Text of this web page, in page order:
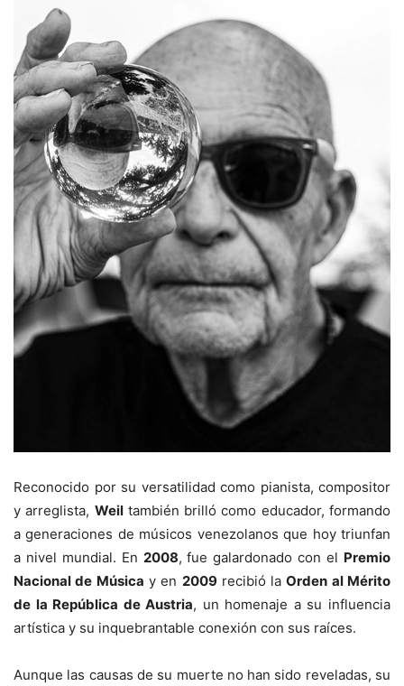
Reconocido por su versatilidad como pianista, compositor
y arreglista, Weiltambién brilló como educador, formando
a generaciones de músicos venezolanos que hoy triunfan
a nivel mundial. En 2008, fue galardonado con el Premio
Nacional de Música y en 2009recibió laOrden al Mérito
de la República de Austria, un homenaje a su influencia
artística y su inquebrantable conexión con sus raíces.
Aunque las causas de su muerte no han sido reveladas, su